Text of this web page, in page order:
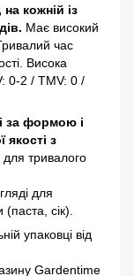
кожній із
Має високий
час
Висока
0-2 / TMV: 0 /
за формою і
з
для тривалого
для
сік).
упаковці від
Gardentime